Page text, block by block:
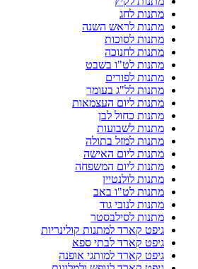
מתנות לחג
מתנות לראש השנה
מתנות לסוכות
מתנות לחנוכה
מתנות לט"ו בשבט
מתנות לפורים
מתנות לל"ג בעומר
מתנות ליום העצמאות
מתנות כחול לבן
מתנות לשבועות
מתנות למזל בתולה
מתנות ליום האישה
מתנות ליום המשפחה
מתנות לולנטיין
מתנות לט"ו באב
מתנות לנובי גוד
מתנות לסילבסטר
גיפט קארד למתנות קולינריות
גיפט קארד לבתי ספא
גיפט קארד למותגי אופנה